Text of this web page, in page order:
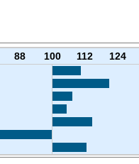
88 100 112 124